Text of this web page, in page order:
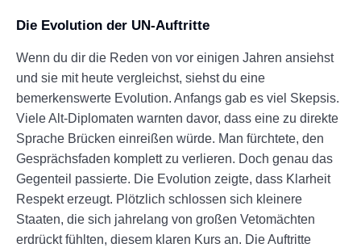
Die Evolution der UN-Auftritte
Wenn du dir die Reden von vor einigen Jahren ansiehst
und sie mit heute vergleichst, siehst du eine
bemerkenswerte Evolution. Anfangs gab es viel Skepsis.
Viele Alt-Diplomaten warnten davor, dass eine zu direkte
Sprache Brücken einreißen würde. Man fürchtete, den
Gesprächsfaden komplett zu verlieren. Doch genau das
Gegenteil passierte. Die Evolution zeigte, dass Klarheit
Respekt erzeugt. Plötzlich schlossen sich kleinere
Staaten, die sich jahrelang von großen Vetomächten
erdrückt fühlten, diesem klaren Kurs an. Die Auftritte